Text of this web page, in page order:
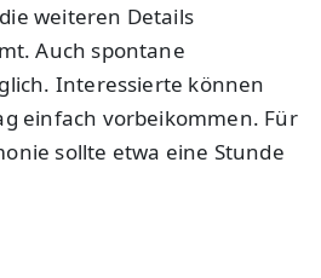
weiteren Details
Auch spontane
Interessierte können
einfach vorbeikommen. Für
sollte etwa eine Stunde